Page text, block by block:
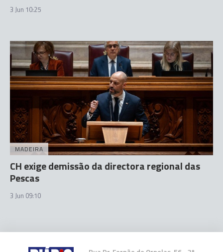
3 Jun 10:25
MADEIRA
CH exige demissão da directora regional das
Pescas
3 Jun 09:10